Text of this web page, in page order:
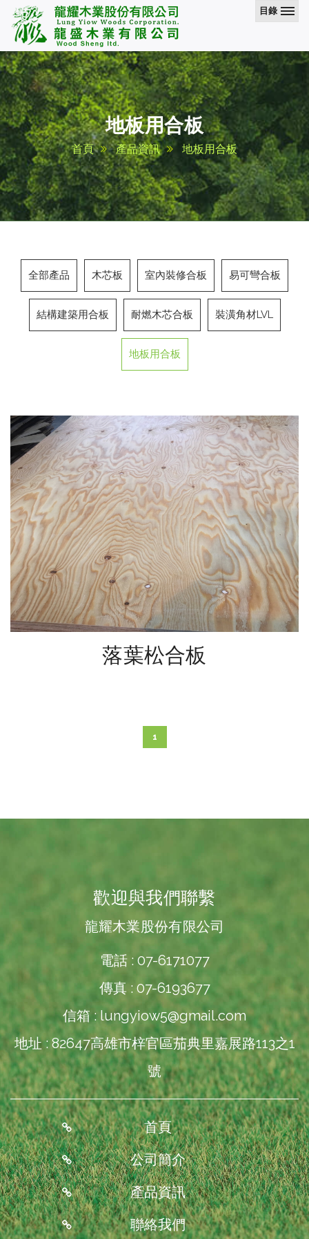
目錄
地板用合板
首頁 產品資訊 地板用合板
全部產品 木芯板 室內裝修合板 易可彎合板
結構建築用合板 耐燃木芯合板 裝潢角材LVL
地板用合板
落葉松合板
1
歡迎與我們聯繫
龍耀木業股份有限公司
電話 : 07-6171077
傳真 : 07-6193677
信箱 : lungyiow5@gmail.com
地址 : 82647高雄市梓官區茄典里嘉展路113之1
號
首頁
公司簡介
產品資訊
聯絡我們